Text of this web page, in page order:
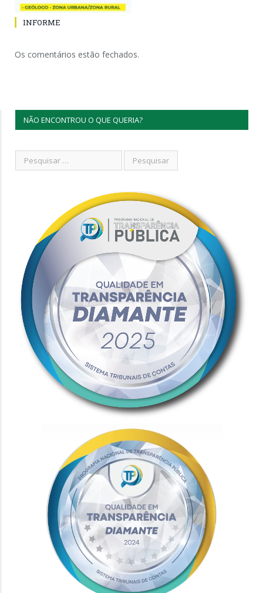
INFORME
Os comentários estão fechados.
NÃO ENCONTROU O QUE QUERIA?